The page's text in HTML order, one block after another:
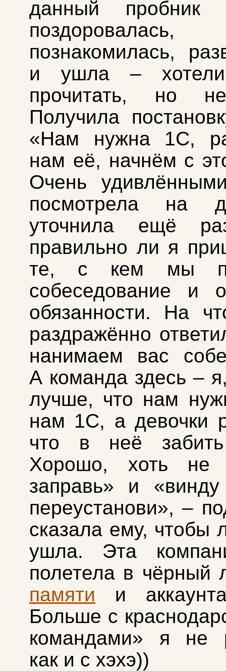
данный пробник
поздоровалась,
познакомилась,
и ушла –
прочитать, но
Получила
«Нам нужна 1С,
нам её, начнём с
Очень
посмотрела на
уточнила ещё
правильно ли я
те, с кем мы
собеседование и
обязанности. На
раздражённо
нанимаем вас
А команда здесь –
лучше, что нам
нам 1С, а девочки
что в неё
Хорошо, хоть не
заправь» и
переустанови», –
сказала ему, чтобы
ушла. Эта
полетела в чёрный
памяти и
Больше с
командами» я не
как и с хэхэ))